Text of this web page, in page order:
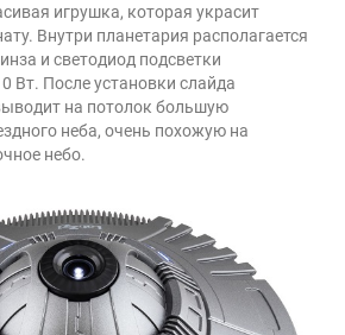
игрушка, которая украсит
Внутри планетария располагается
и светодиод подсветки
Вт. После установки слайда
на потолок большую
неба, очень похожую на
небо.